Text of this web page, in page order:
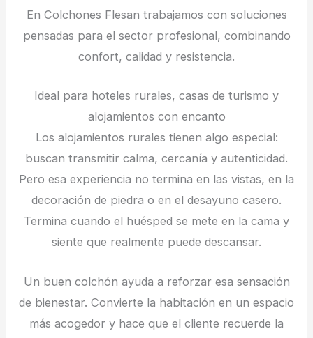
En Colchones Flesan trabajamos con soluciones
pensadas para el sector profesional, combinando
confort, calidad y resistencia.
Ideal para hoteles rurales, casas de turismo y
alojamientos con encanto
Los alojamientos rurales tienen algo especial:
buscan transmitir calma, cercanía y autenticidad.
Pero esa experiencia no termina en las vistas, en la
decoración de piedra o en el desayuno casero.
Termina cuando el huésped se mete en la cama y
siente que realmente puede descansar.
Un buen colchón ayuda a reforzar esa sensación
de bienestar. Convierte la habitación en un espacio
más acogedor y hace que el cliente recuerde la